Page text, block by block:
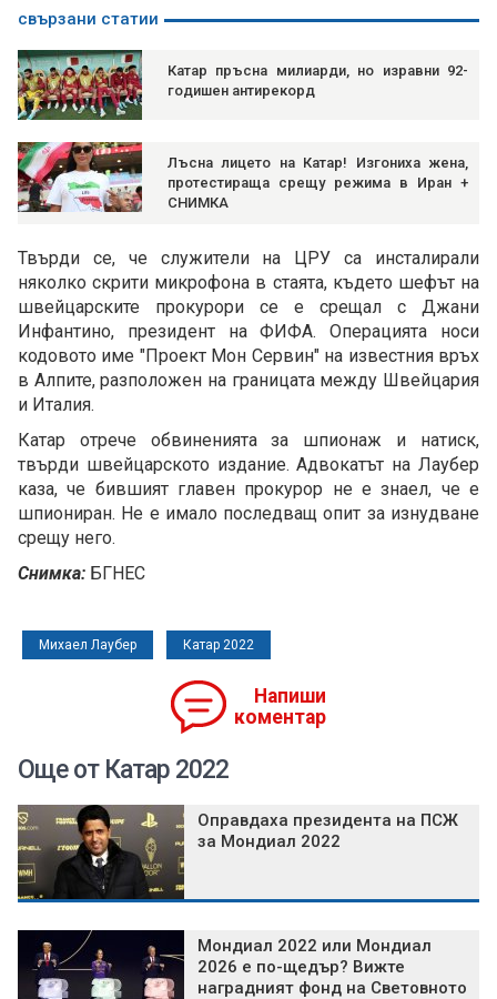
свързани статии
Катар пръсна милиарди, но изравни 92-
годишен антирекорд
Лъсна лицето на Катар! Изгониха жена,
протестираща срещу режима в Иран +
СНИМКА
Твърди се, че служители на ЦРУ са инсталирали
няколко скрити микрофона в стаята, където шефът на
швейцарските прокурори се е срещал с Джани
Инфантино, президент на ФИФА. Операцията носи
кодовото име "Проект Мон Сервин" на известния връх
в Алпите, разположен на границата между Швейцария
и Италия.
Катар отрече обвиненията за шпионаж и натиск,
твърди швейцарското издание. Адвокатът на Лаубер
каза, че бившият главен прокурор не е знаел, че е
шпиониран. Не е имало последващ опит за изнудване
срещу него.
Снимка: БГНЕС
Михаел Лаубер Катар 2022
Напиши
коментар
Още от Катар 2022
Оправдаха президента на ПСЖ
за Мондиал 2022
Мондиал 2022 или Мондиал
2026 е по-щедър? Вижте
наградният фонд на Световното